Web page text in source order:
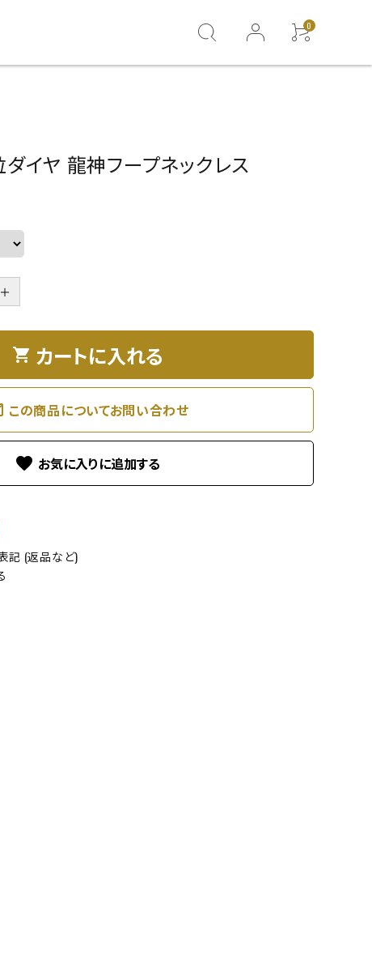
0
ダイヤ 龍神フープネックレス
＋
shopping_cart カートに入れる
この商品についてお問い合わせ
favorite
記 (返品など)